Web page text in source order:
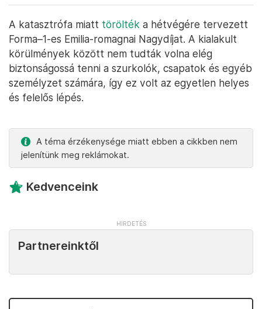
A katasztrófa miatt törölték a hétvégére tervezett
Forma–1-es Emilia-romagnai Nagydíjat. A kialakult
körülmények között nem tudták volna elég
biztonságossá tenni a szurkolók, csapatok és egyéb
személyzet számára, így ez volt az egyetlen helyes
és felelős lépés.
A téma érzékenysége miatt ebben a cikkben nem
jelenítünk meg reklámokat.
Kedvenceink
Partnereinktől